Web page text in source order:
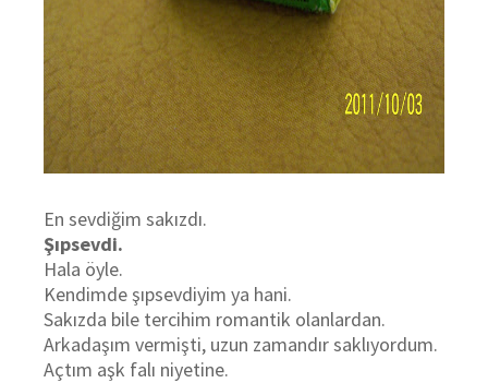
En sevdiğim sakızdı.
Şıpsevdi.
Hala öyle.
Kendimde şıpsevdiyim ya hani.
Sakızda bile tercihim romantik olanlardan.
Arkadaşım vermişti, uzun zamandır saklıyordum.
Açtım aşk falı niyetine.